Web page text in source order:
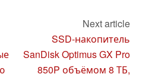
Next article
SSD-накопитель
SanDisk Optimus GX Pro
850P объёмом 8 ТБ,